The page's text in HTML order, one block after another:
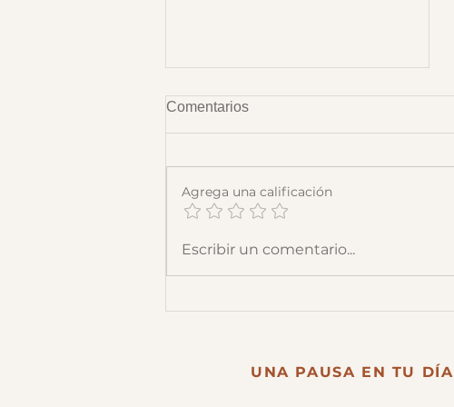
Cuando los hijos dejan el
Comentarios
Agrega una calificación
Escribir un comentario...
UNA PAUSA EN TU DÍA